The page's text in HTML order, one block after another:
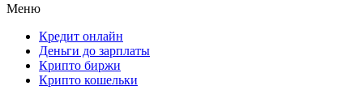
Меню
Кредит онлайн
Деньги до зарплаты
Крипто биржи
Крипто кошельки